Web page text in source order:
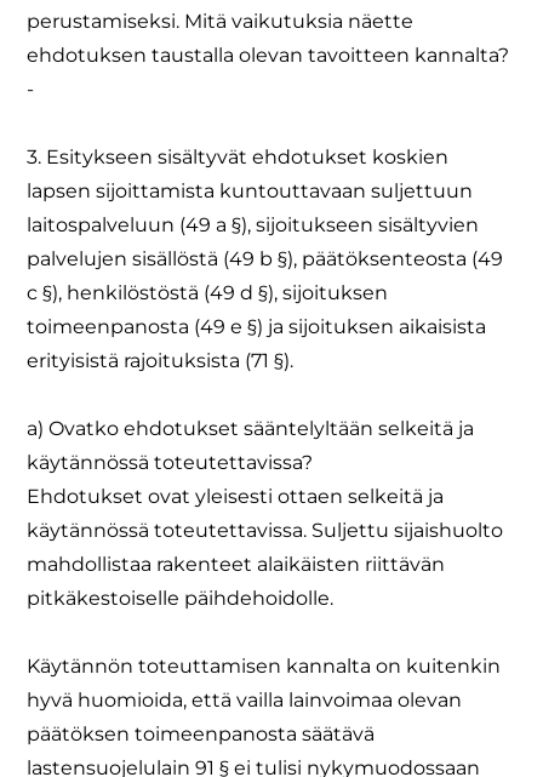
perustamiseksi. Mitä vaikutuksia näette
ehdotuksen taustalla olevan tavoitteen kannalta?
-
3. Esitykseen sisältyvät ehdotukset koskien
lapsen sijoittamista kuntouttavaan suljettuun
laitospalveluun (49 a §), sijoitukseen sisältyvien
palvelujen sisällöstä (49 b §), päätöksenteosta (49
c §), henkilöstöstä (49 d §), sijoituksen
toimeenpanosta (49 e §) ja sijoituksen aikaisista
erityisistä rajoituksista (71 §).
a) Ovatko ehdotukset sääntelyltään selkeitä ja
käytännössä toteutettavissa?
Ehdotukset ovat yleisesti ottaen selkeitä ja
käytännössä toteutettavissa. Suljettu sijaishuolto
mahdollistaa rakenteet alaikäisten riittävän
pitkäkestoiselle päihdehoidolle.
Käytännön toteuttamisen kannalta on kuitenkin
hyvä huomioida, että vailla lainvoimaa olevan
päätöksen toimeenpanosta säätävä
lastensuojelulain 91 § ei tulisi nykymuodossaan